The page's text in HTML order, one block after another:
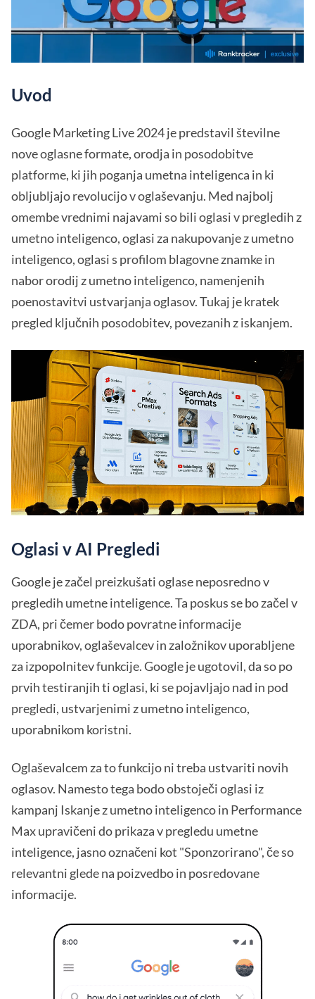
Uvod
Google Marketing Live 2024 je predstavil številne
nove oglasne formate, orodja in posodobitve
platforme, ki jih poganja umetna inteligenca in ki
obljubljajo revolucijo v oglaševanju. Med najbolj
omembe vrednimi najavami so bili oglasi v pregledih z
umetno inteligenco, oglasi za nakupovanje z umetno
inteligenco, oglasi s profilom blagovne znamke in
nabor orodij z umetno inteligenco, namenjenih
poenostavitvi ustvarjanja oglasov. Tukaj je kratek
pregled ključnih posodobitev, povezanih z iskanjem.
Oglasi v AI Pregledi
Google je začel preizkušati oglase neposredno v
pregledih umetne inteligence. Ta poskus se bo začel v
ZDA, pri čemer bodo povratne informacije
uporabnikov, oglaševalcev in založnikov uporabljene
za izpopolnitev funkcije. Google je ugotovil, da so po
prvih testiranjih ti oglasi, ki se pojavljajo nad in pod
pregledi, ustvarjenimi z umetno inteligenco,
uporabnikom koristni.
Oglaševalcem za to funkcijo ni treba ustvariti novih
oglasov. Namesto tega bodo obstoječi oglasi iz
kampanj Iskanje z umetno inteligenco in Performance
Max upravičeni do prikaza v pregledu umetne
inteligence, jasno označeni kot "Sponzorirano", če so
relevantni glede na poizvedbo in posredovane
informacije.